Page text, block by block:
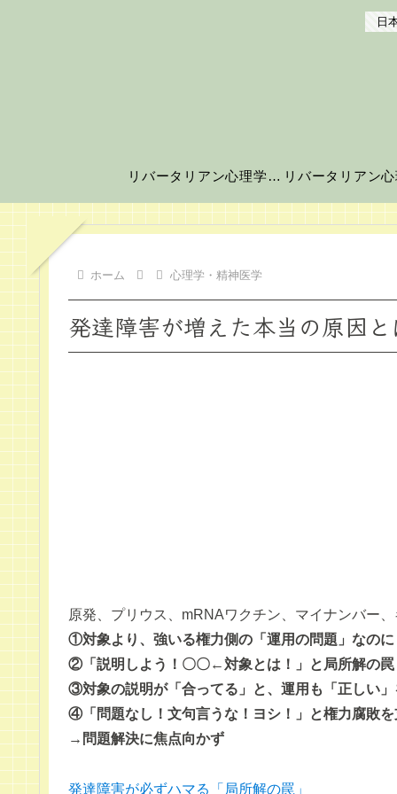
日
リバータリアン心理学の世界へようこそ！
ホーム 心理学・精神医学
発達障害が増えた本当の原因
原発、プリウス、mRNAワクチン、マイナンバー
①対象より、強いる権力側の「運用の問題」なのに
②「説明しよう！〇〇←対象とは！」と局所解の罠
③対象の説明が「合ってる」と、運用も「正しい」
④「問題なし！文句言うな！ヨシ！」と権力腐敗を
→問題解決に焦点向かず
発達障害が必ずハマる「局所解の罠」